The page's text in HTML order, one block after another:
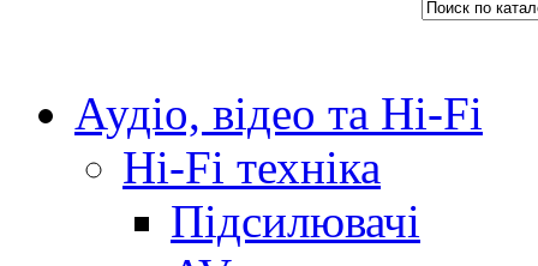
Аудіо, відео та Hi-Fi
Hi-Fi техніка
Підсилювачі